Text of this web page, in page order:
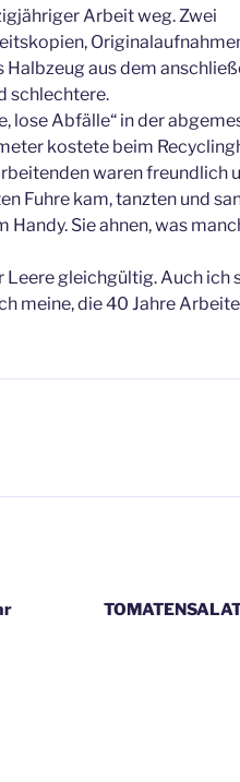
Arbeit weg. Zwei
aus dem
schlechtere.
lose Abfälle“ in der
kostete beim
waren freundlich
Fuhre kam, tanzten und
Sie ahnen, was
Leere gleichgültig. Auch ich
meine, die 40 Jahre